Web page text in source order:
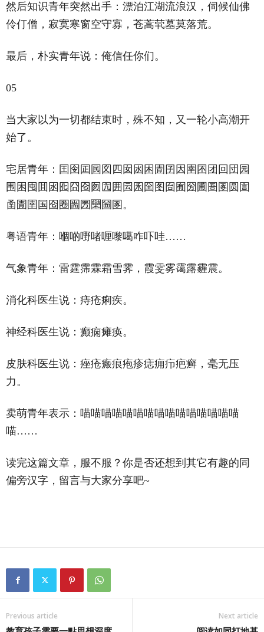
然后知识青年突然出手：漂泊江湖流浪汉，伺候仙佛
伶仃僧，寂寞寒窗空守寡，苍蒿茕墓莫落荒。
最后，朴实青年说：俺信任你们。
05
当大家以为一切都结束时，殊不知，又一轮小高潮开
始了。
宅居青年：囯囹囸囻図四囡囦困圊囝因圉囨团回団园
围困囤囬囦囮囧囵囫囥囲囩囷囶图囼囿圀圃圄圂圆圁
圅圊圉国囵圈圌圐圞圙圂。
粤语青年：嗰啲嘢啫喱嚟噶咋吓哇……
气象青年：雷霆霈霖霜雪霁，霞雯雾霭露霾震。
消化科医生说：痔疮痢疾。
神经科医生说：癫痫瘫痪。
皮肤科医生说：痤疮瘢痕疱疹痣痈疖疤癣，毫无压
力。
卖萌青年表示：喵喵喵喵喵喵喵喵喵喵喵喵喵喵喵
喵……
读完这篇文章，服不服？你是否还想到其它有趣的同
偏旁汉字，留言与大家分享吧~
Previous article Next article